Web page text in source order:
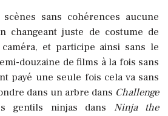
sans cohérences aucune
changeant juste de costume de
et participe ainsi sans le
douzaine de films à la fois sans
payé une seule fois cela va sans
dans un arbre dans Challenge
gentils ninjas dans Ninja the